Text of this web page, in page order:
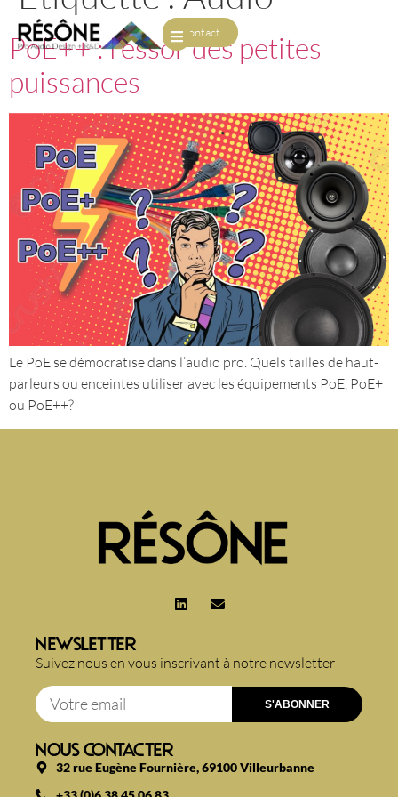
Contact
PoE++ : l’essor des petites
puissances
Le PoE se démocratise dans l’audio pro. Quels tailles de haut-
parleurs ou enceintes utiliser avec les équipements PoE, PoE+
ou PoE++?
NEWSLETTER
Suivez nous en vous inscrivant à notre newsletter
S'ABONNER
NOUS CONTACTER
32 rue Eugène Fournière, 69100 Villeurbanne